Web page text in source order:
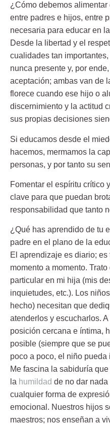
¿Cómo debemos
entre padres e hijos, entre
necesaria para educar en
Desde la libertad y el
cualidades tan
nunca presente y, por
aceptación; ambas van de
florece cuando ese hijo o
discernimiento y la actitud
sus propias decisiones
Si educamos desde el
hacemos, mermamos la
personas, y por tanto su
Fomentar el espíritu crítico
clave para que puedan
responsabilidad que tanto
¿Qué has aprendido de tu
padre en el plano de la
El aprendizaje es diario;
momento a momento.
particular en mi hija (mis
inquietudes, etc.). Los
hecho) necesitan que
atenderlos y escucharlos.
posición cercana e íntima,
posible (siempre que se
poco a poco, el niño
Me fascina la sabiduría
la humildad de no dar
cualquier forma de
emocional. Nuestros hijos
maestros; nos enseñan a